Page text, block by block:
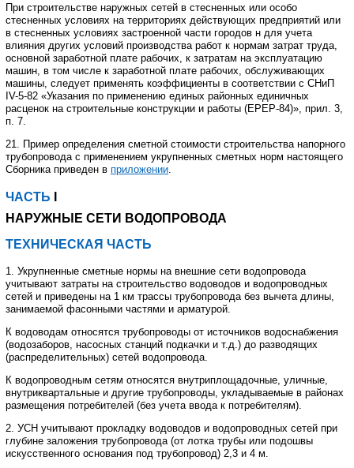
При строительстве наружных сетей в стесненных или особо
стесненных условиях на территориях действующих предприятий или
в стесненных условиях застроенной части городов н для учета
влияния других условий производства работ к нормам затрат труда,
основной заработной плате рабочих, к затратам на эксплуатацию
машин, в том числе к заработной плате рабочих, обслуживающих
машины, следует применять коэффициенты в соответствии с СНиП
IV-5-82 «Указания по применению единых районных единичных
расценок на строительные конструкции и работы (ЕРЕР-84)», прил. 3,
п. 7.
21. Пример определения сметной стоимости строительства напорного
трубопровода с применением укрупненных сметных норм настоящего
Сборника приведен в приложении
ЧАСТЬ
НАРУЖНЫЕ СЕТИ ВОДОПРОВОДА
ТЕХНИЧЕСКАЯ ЧАСТЬ
1. Укрупненные сметные нормы на внешние сети водопровода
учитывают затраты на строительство водоводов и водопроводных
сетей и приведены на 1 км трассы трубопровода без вычета длины,
занимаемой фасонными частями и арматурой.
К водоводам относятся трубопроводы от источников водоснабжения
(водозаборов, насосных станций подкачки и т.д.) до разводящих
(распределительных) сетей водопровода.
К водопроводным сетям относятся внутриплощадочные, уличные,
внутриквартальные и другие трубопроводы, укладываемые в районах
размещения потребителей (без учета ввода к потребителям).
2. УСН учитывают прокладку водоводов и водопроводных сетей при
глубине заложения трубопровода (от лотка трубы или подошвы
искусственного основания под трубопровод) 2,3 и 4 м.